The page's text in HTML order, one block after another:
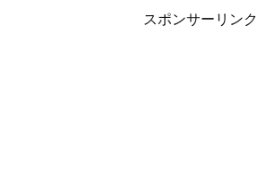
スポンサーリンク